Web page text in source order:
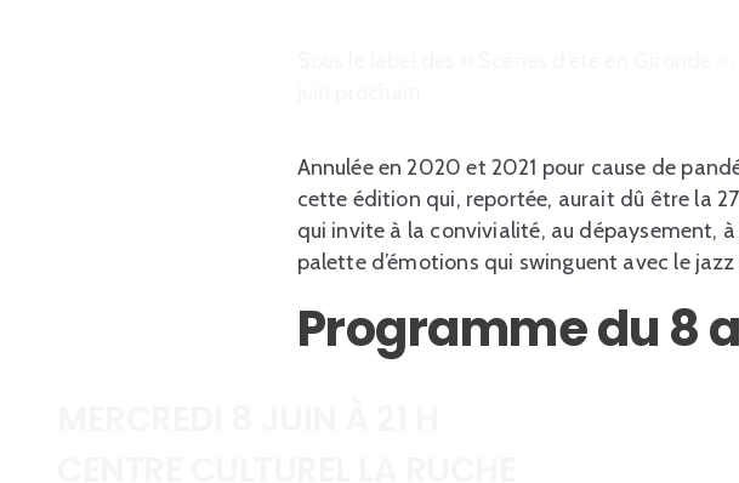
Annulée en 2020 et 2021 pour cause de
cette édition qui, reportée, aurait dû être la 27
qui invite à la convivialité, au dépaysement,
palette d’émotions qui swinguent avec le
Programme du 8